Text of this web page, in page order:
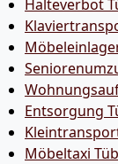
Halteverbot
Entsorgung
Möbeltaxi